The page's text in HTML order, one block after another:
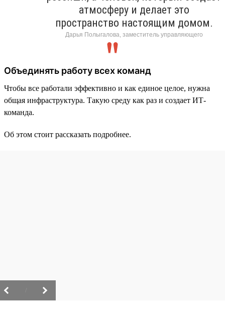
атмосферу и делает это
пространство настоящим домом.
Дарья Полыгалова, заместитель управляющего
Объединять работу всех команд
Чтобы все работали эффективно и как единое целое, нужна
общая инфраструктура. Такую среду как раз и создает ИТ-
команда.
Об этом стоит рассказать подробнее.